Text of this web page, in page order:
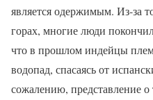
является одержимым. Из-за
горах, многие люди
что в прошлом индейцы
водопад, спасаясь от
сожалению, представление